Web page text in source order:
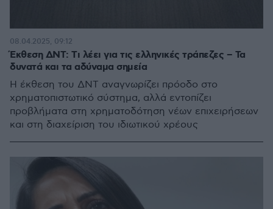
Έκθεση ΔΝΤ: Tι λέει για τις ελληνικές τράπεζες – Τα
δυνατά και τα αδύναμα σημεία
Η έκθεση του ΔΝΤ αναγνωρίζει πρόοδο στο
χρηματοπιστωτικό σύστημα, αλλά εντοπίζει
προβλήματα στη χρηματοδότηση νέων επιχειρήσεων
και στη διαχείριση του ιδιωτικού χρέους
08.04.2025, 09:12